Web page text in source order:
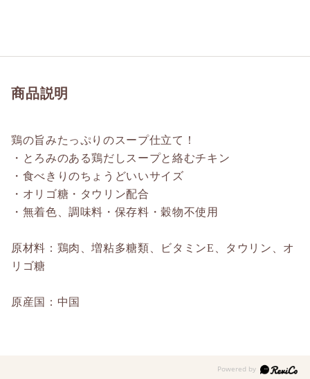
商品説明
鶏の旨みたっぷりのスープ仕立て！
・とろみのある鶏だしスープと絡むチキン
・食べきりのちょうどいいサイズ
・オリゴ糖・タウリン配合
・無着色、調味料・保存料・穀物不使用
原材料：鶏肉、増粘多糖類、ビタミンE、タウリン、オ
リゴ糖
原産国：中国